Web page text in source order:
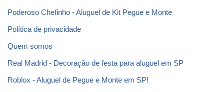
Poderoso Chefinho - Aluguel de Kit Pegue e Monte
Política de privacidade
Quem somos
Real Madrid - Decoração de festa para aluguel em SP
Roblox - Aluguel de Pegue e Monte em SP!